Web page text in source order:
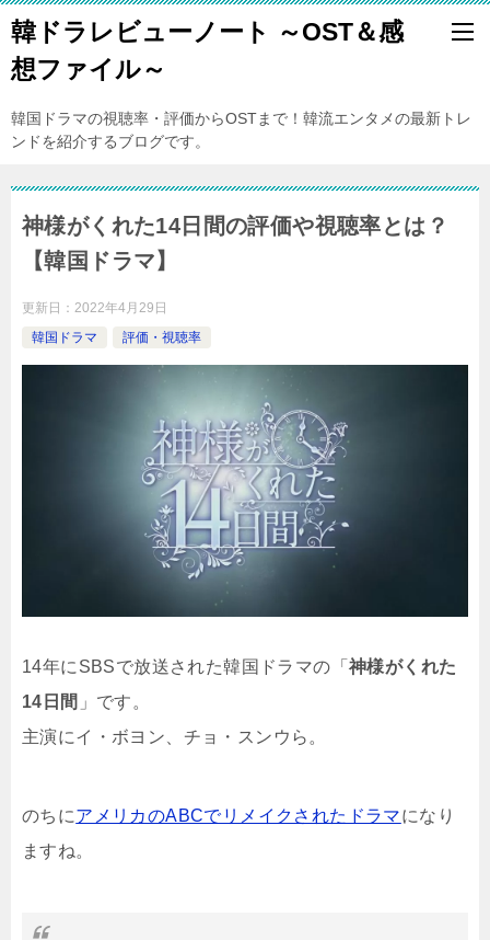
韓ドラレビューノート ～OST＆感
想ファイル～
韓国ドラマの視聴率・評価からOSTまで！韓流エンタメの最新トレ
ンドを紹介するブログです。
神様がくれた14日間の評価や視聴率とは？
【韓国ドラマ】
更新日： 2022年4月29日
韓国ドラマ
評価・視聴率
14年にSBSで放送された韓国ドラマの「 神様がくれた
14日間 」です。
主演にイ・ボヨン、チョ・スンウら。
のちにアメリカのABCでリメイクされたドラマになり
ますね。